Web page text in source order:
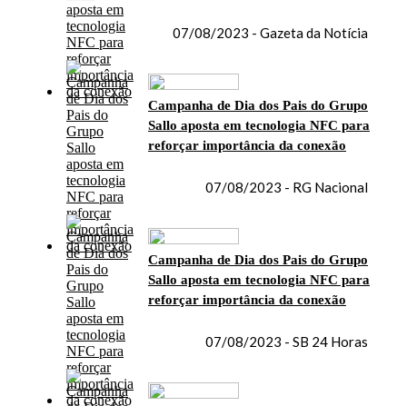
07/08/2023 - Gazeta da Notícia
Campanha de Dia dos Pais do Grupo
Sallo aposta em tecnologia NFC para
reforçar importância da conexão
07/08/2023 - RG Nacional
Campanha de Dia dos Pais do Grupo
Sallo aposta em tecnologia NFC para
reforçar importância da conexão
07/08/2023 - SB 24 Horas